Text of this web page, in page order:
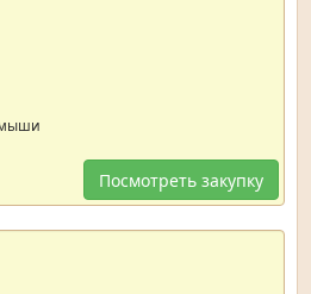
мыши
Посмотреть закупку